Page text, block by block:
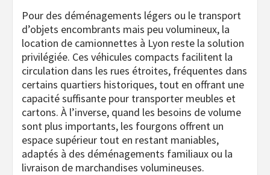
Pour des déménagements légers ou le transport
d’objets encombrants mais peu volumineux, la
location de camionnettes à Lyon reste la solution
privilégiée. Ces véhicules compacts facilitent la
circulation dans les rues étroites, fréquentes dans
certains quartiers historiques, tout en offrant une
capacité suffisante pour transporter meubles et
cartons. À l’inverse, quand les besoins de volume
sont plus importants, les fourgons offrent un
espace supérieur tout en restant maniables,
adaptés à des déménagements familiaux ou la
livraison de marchandises volumineuses.